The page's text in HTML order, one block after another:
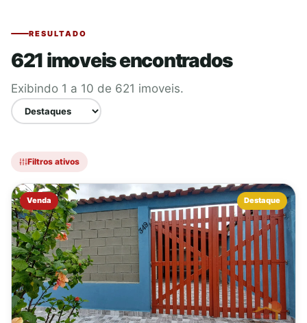
RESULTADO
621 imoveis encontrados
Exibindo 1 a 10 de 621 imoveis.
Filtros ativos
Venda Destaque